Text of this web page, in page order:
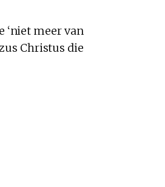
‘niet meer van
Christus die